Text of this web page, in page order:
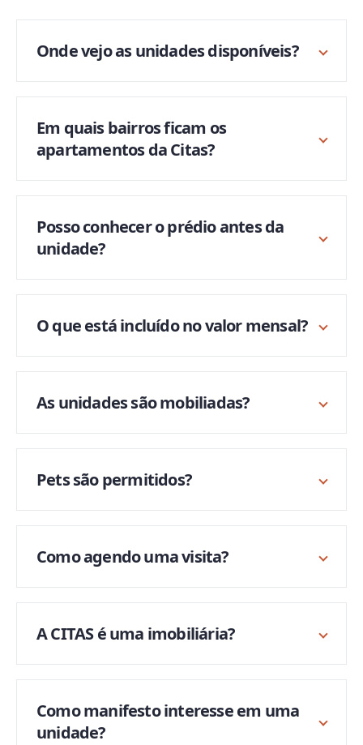
Onde vejo as unidades disponíveis?
Em quais bairros ficam os
apartamentos da Citas?
Posso conhecer o prédio antes da
unidade?
O que está incluído no valor mensal?
As unidades são mobiliadas?
Pets são permitidos?
Como agendo uma visita?
A CITAS é uma imobiliária?
Como manifesto interesse em uma
unidade?